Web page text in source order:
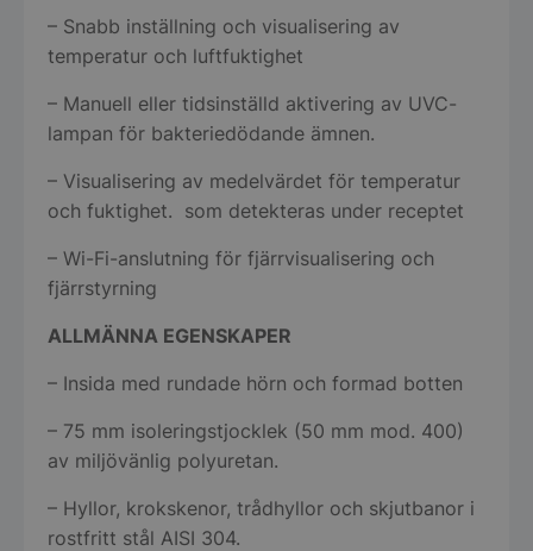
– Snabb inställning och visualisering av
temperatur och luftfuktighet
– Manuell eller tidsinställd aktivering av UVC-
lampan för bakteriedödande ämnen.
– Visualisering av medelvärdet för temperatur
och fuktighet. som detekteras under receptet
– Wi-Fi-anslutning för fjärrvisualisering och
fjärrstyrning
ALLMÄNNA EGENSKAPER
– Insida med rundade hörn och formad botten
– 75 mm isoleringstjocklek (50 mm mod. 400)
av miljövänlig polyuretan.
– Hyllor, krokskenor, trådhyllor och skjutbanor i
rostfritt stål AISI 304.